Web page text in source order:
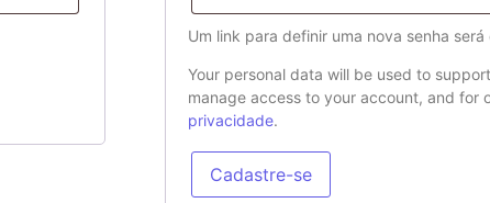
Um link para definir uma nova senha
Your personal data will be used to
manage access to your account, and for
privacidade.
Cadastre-se